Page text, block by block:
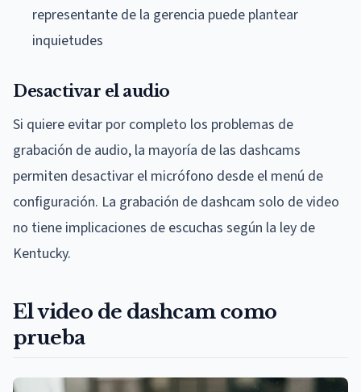
representante de la gerencia puede plantear
inquietudes
Desactivar el audio
Si quiere evitar por completo los problemas de
grabación de audio, la mayoría de las dashcams
permiten desactivar el micrófono desde el menú de
configuración. La grabación de dashcam solo de video
no tiene implicaciones de escuchas según la ley de
Kentucky.
El video de dashcam como
prueba